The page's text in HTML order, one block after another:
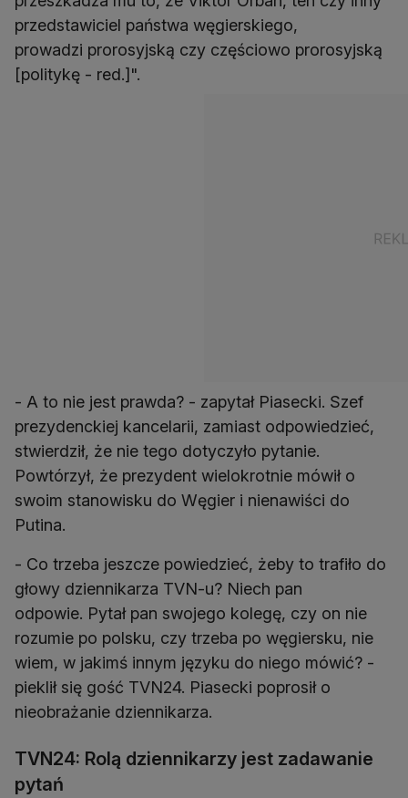
przedstawiciel państwa węgierskiego,
prowadzi prorosyjską czy częściowo prorosyjską
[politykę - red.]".
- A to nie jest prawda? - zapytał Piasecki. Szef
prezydenckiej kancelarii, zamiast odpowiedzieć,
stwierdził, że nie tego dotyczyło pytanie.
Powtórzył, że prezydent wielokrotnie mówił o
swoim stanowisku do Węgier i nienawiści do
Putina.
- Co trzeba jeszcze powiedzieć, żeby to trafiło do
głowy dziennikarza TVN-u? Niech pan
odpowie. Pytał pan swojego kolegę, czy on nie
rozumie po polsku, czy trzeba po węgiersku, nie
wiem, w jakimś innym języku do niego mówić? -
pieklił się gość TVN24. Piasecki poprosił o
nieobrażanie dziennikarza.
TVN24: Rolą dziennikarzy jest zadawanie
pytań